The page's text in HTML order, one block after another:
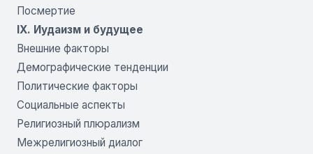
Посмертие
IX. Иудаизм и будущее
Внешние факторы
Демографические тенденции
Политические факторы
Социальные аспекты
Религиозный плюрализм
Межрелигиозный диалог